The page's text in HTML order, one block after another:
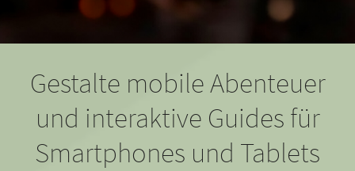
Gestalte mobile Abenteuer
und interaktive Guides für
Smartphones und Tablets